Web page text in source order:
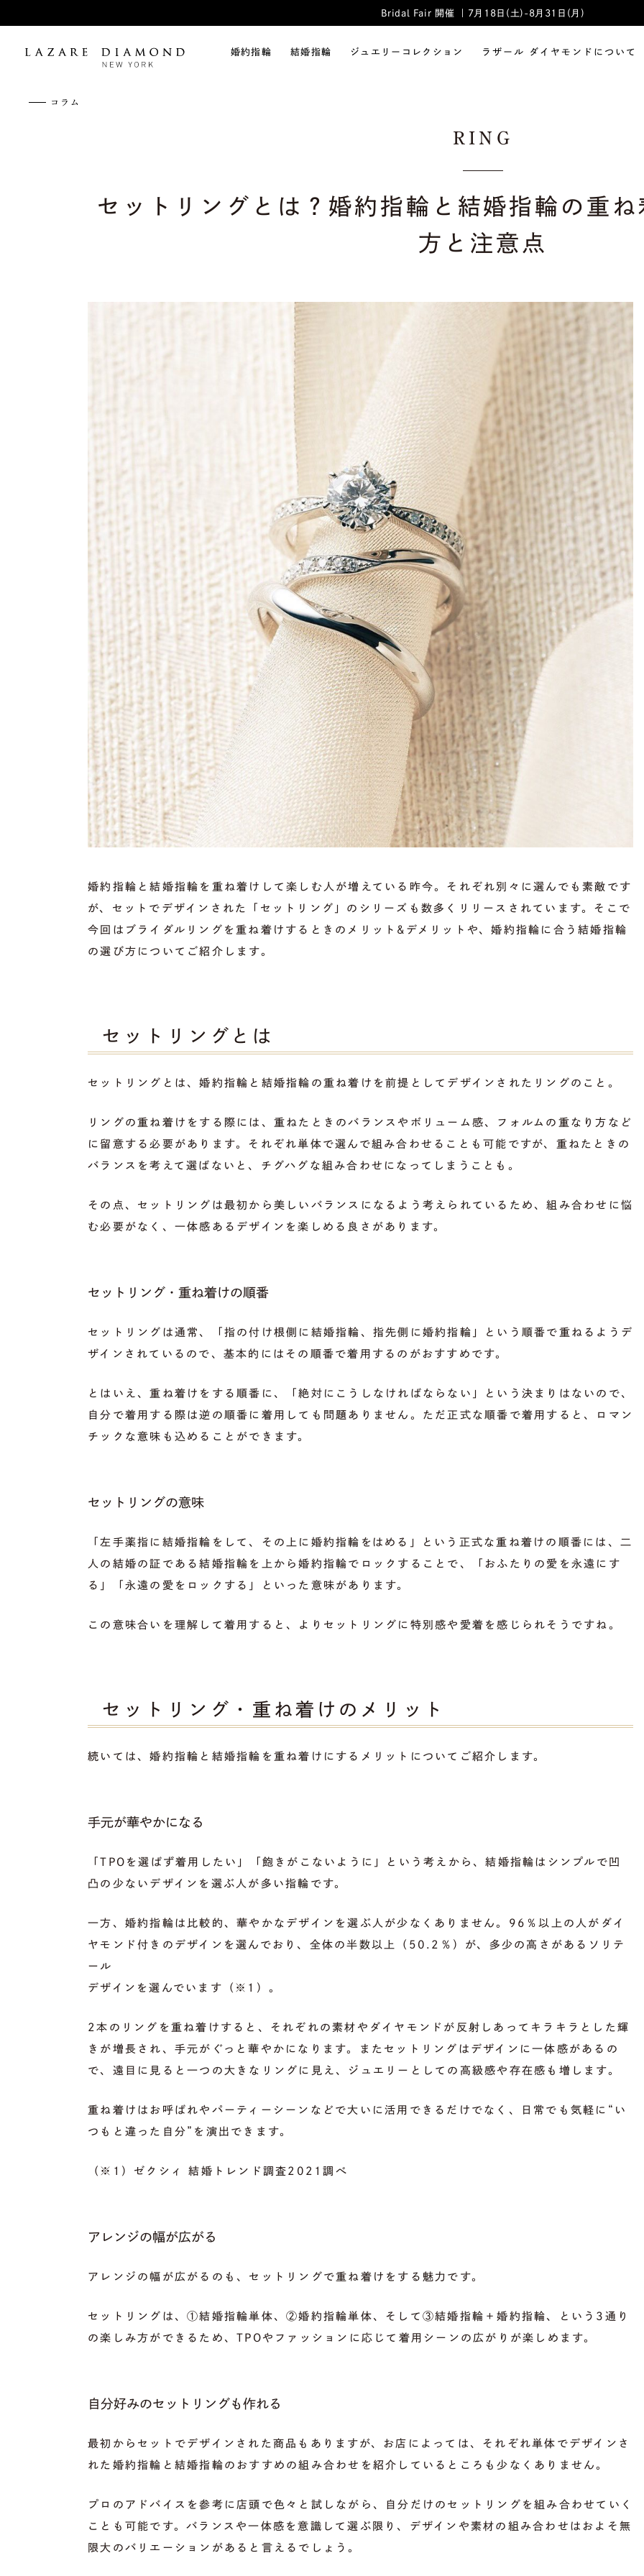
Bridal Fair 開催 ｜7月18日(土)-8月31日(月)
婚約指輪 結婚指輪 ジュエリーコレクション ラザール ダイヤモンドについて
コラム
RING
セットリングとは？婚約指輪と結婚指輪の重
方と注意点
婚約指輪と結婚指輪を重ね着けして楽しむ人が増えている昨今。それぞれ別々に選んでも素敵です
が、セットでデザインされた「セットリング」のシリーズも数多くリリースされています。そこで
今回はブライダルリングを重ね着けするときのメリット&デメリットや、婚約指輪に合う結婚指輪
の選び方についてご紹介します。
セットリングとは
セットリングとは、婚約指輪と結婚指輪の重ね着けを前提としてデザインされたリングのこと。
リングの重ね着けをする際には、重ねたときのバランスやボリューム感、フォルムの重なり方など
に留意する必要があります。それぞれ単体で選んで組み合わせることも可能ですが、重ねたときの
バランスを考えて選ばないと、チグハグな組み合わせになってしまうことも。
その点、セットリングは最初から美しいバランスになるよう考えられているため、組み合わせに悩
む必要がなく、一体感あるデザインを楽しめる良さがあります。
セットリング・重ね着けの順番
セットリングは通常、「指の付け根側に結婚指輪、指先側に婚約指輪」という順番で重ねるようデ
ザインされているので、基本的にはその順番で着用するのがおすすめです。
とはいえ、重ね着けをする順番に、「絶対にこうしなければならない」という決まりはないので、
自分で着用する際は逆の順番に着用しても問題ありません。ただ正式な順番で着用すると、ロマン
チックな意味も込めることができます。
セットリングの意味
「左手薬指に結婚指輪をして、その上に婚約指輪をはめる」という正式な重ね着けの順番には、二
人の結婚の証である結婚指輪を上から婚約指輪でロックすることで、「おふたりの愛を永遠にす
る」「永遠の愛をロックする」といった意味があります。
この意味合いを理解して着用すると、よりセットリングに特別感や愛着を感じられそうですね。
セットリング・重ね着けのメリット
続いては、婚約指輪と結婚指輪を重ね着けにするメリットについてご紹介します。
手元が華やかになる
「TPOを選ばず着用したい」「飽きがこないように」という考えから、結婚指輪はシンプルで凹
凸の少ないデザインを選ぶ人が多い指輪です。
一方、婚約指輪は比較的、華やかなデザインを選ぶ人が少なくありません。96％以上の人がダイ
ヤモンド付きのデザインを選んでおり、全体の半数以上（50.2％）が、多少の高さがあるソリテ
ール
デザインを選んでいます（※1）。
2本のリングを重ね着けすると、それぞれの素材やダイヤモンドが反射しあってキラキラとした輝
きが増長され、手元がぐっと華やかになります。またセットリングはデザインに一体感があるの
で、遠目に見ると一つの大きなリングに見え、ジュエリーとしての高級感や存在感も増します。
重ね着けはお呼ばれやパーティーシーンなどで大いに活用できるだけでなく、日常でも気軽に“い
つもと違った自分”を演出できます。
（※1）ゼクシィ 結婚トレンド調査2021調べ
アレンジの幅が広がる
アレンジの幅が広がるのも、セットリングで重ね着けをする魅力です。
セットリングは、①結婚指輪単体、②婚約指輪単体、そして③結婚指輪＋婚約指輪、という3通り
の楽しみ方ができるため、TPOやファッションに応じて着用シーンの広がりが楽しめます。
自分好みのセットリングも作れる
最初からセットでデザインされた商品もありますが、お店によっては、それぞれ単体でデザインさ
れた婚約指輪と結婚指輪のおすすめの組み合わせを紹介しているところも少なくありません。
プロのアドバイスを参考に店頭で色々と試しながら、自分だけのセットリングを組み合わせていく
ことも可能です。バランスや一体感を意識して選ぶ限り、デザインや素材の組み合わせはおよそ無
限大のバリエーションがあると言えるでしょう。